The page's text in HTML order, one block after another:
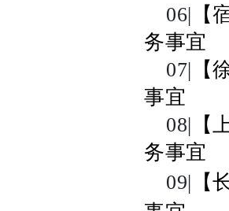
06| 【
务事宜
07| 【
事宜
08| 【
务事宜
09| 【